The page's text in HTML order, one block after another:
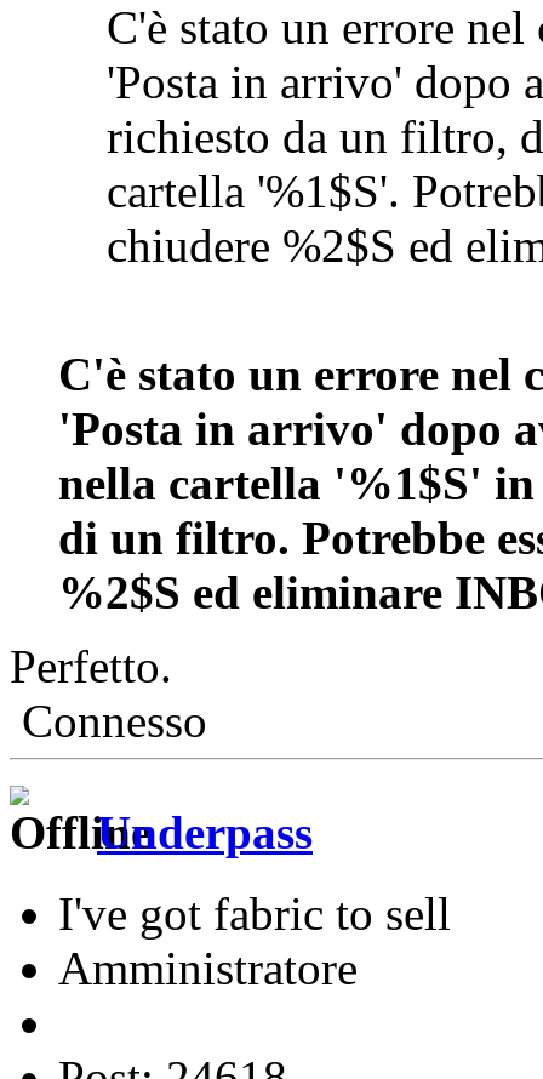
C'è stato un errore
'Posta in arrivo' dopo
richiesto da un filtro,
cartella '%1$S'.
chiudere %2$S ed
C'è stato un errore nel
'Posta in arrivo' dopo
nella cartella '%1$S'
di un filtro. Potrebbe
%2$S ed eliminare
Perfetto.
Connesso
Underpass
I've got fabric to sell
Amministratore